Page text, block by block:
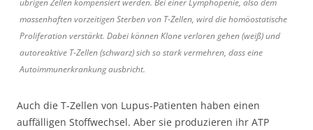
übrigen Zellen kompensiert werden. Bei einer Lymphopenie, also dem
massenhaften vorzeitigen Sterben von T-Zellen, wird die homöostatische
Proliferation verstärkt. Dabei können Klone verloren gehen (weiß) und
autoreaktive T-Zellen (schwarz) sich so stark vermehren, dass eine
Autoimmunerkrankung ausbricht.
Auch die T-Zellen von Lupus-Patienten haben einen
auffälligen Stoffwechsel. Aber sie produzieren ihr ATP